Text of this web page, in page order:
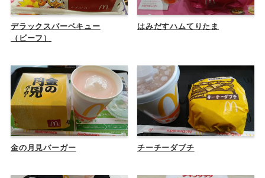
デラックスバーベキュー
（ビーフ）
はみだすハムてりたま
金の月見バーガー チーチーダブチ